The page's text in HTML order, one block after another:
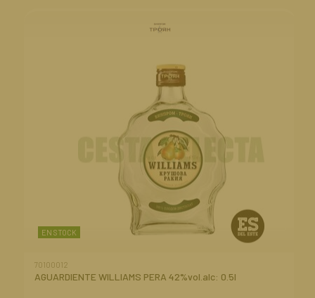
EN STOCK
70100012
AGUARDIENTE WILLIAMS PERA 42%vol.alc: 0.5l